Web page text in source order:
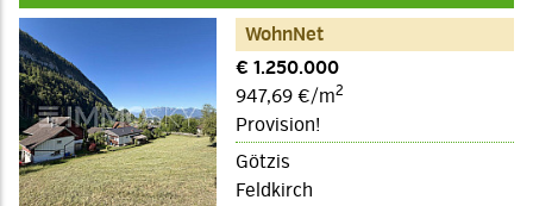
WohnNet
€ 1.250.000
947,69 €/m2
Provision!
Götzis
Feldkirch